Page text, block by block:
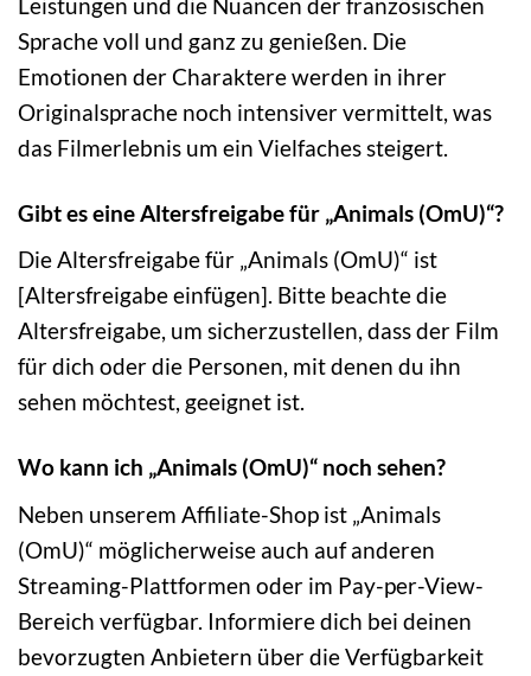
Sprache voll und ganz zu genießen. Die
Emotionen der Charaktere werden in ihrer
Originalsprache noch intensiver vermittelt, was
das Filmerlebnis um ein Vielfaches steigert.
Gibt es eine Altersfreigabe für „Animals (OmU)“?
Die Altersfreigabe für „Animals (OmU)“ ist
[Altersfreigabe einfügen]. Bitte beachte die
Altersfreigabe, um sicherzustellen, dass der Film
für dich oder die Personen, mit denen du ihn
sehen möchtest, geeignet ist.
Wo kann ich „Animals (OmU)“ noch sehen?
Neben unserem Affiliate-Shop ist „Animals
(OmU)“ möglicherweise auch auf anderen
Streaming-Plattformen oder im Pay-per-View-
Bereich verfügbar. Informiere dich bei deinen
bevorzugten Anbietern über die Verfügbarkeit